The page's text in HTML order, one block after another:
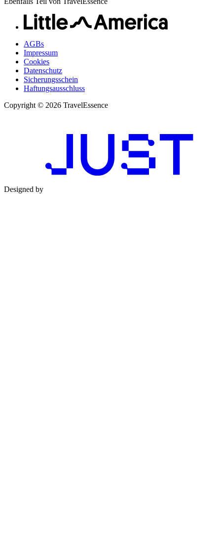
AGBs
Impressum
Cookies
Datenschutz
Sicherungsschein
Haftungsausschluss
Copyright © 2026 TravelEssence
Designed by